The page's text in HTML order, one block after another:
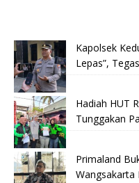
Kapolsek
Lepas”,
Hadiah HUT
Tunggakan
Primaland
Wangsakarta